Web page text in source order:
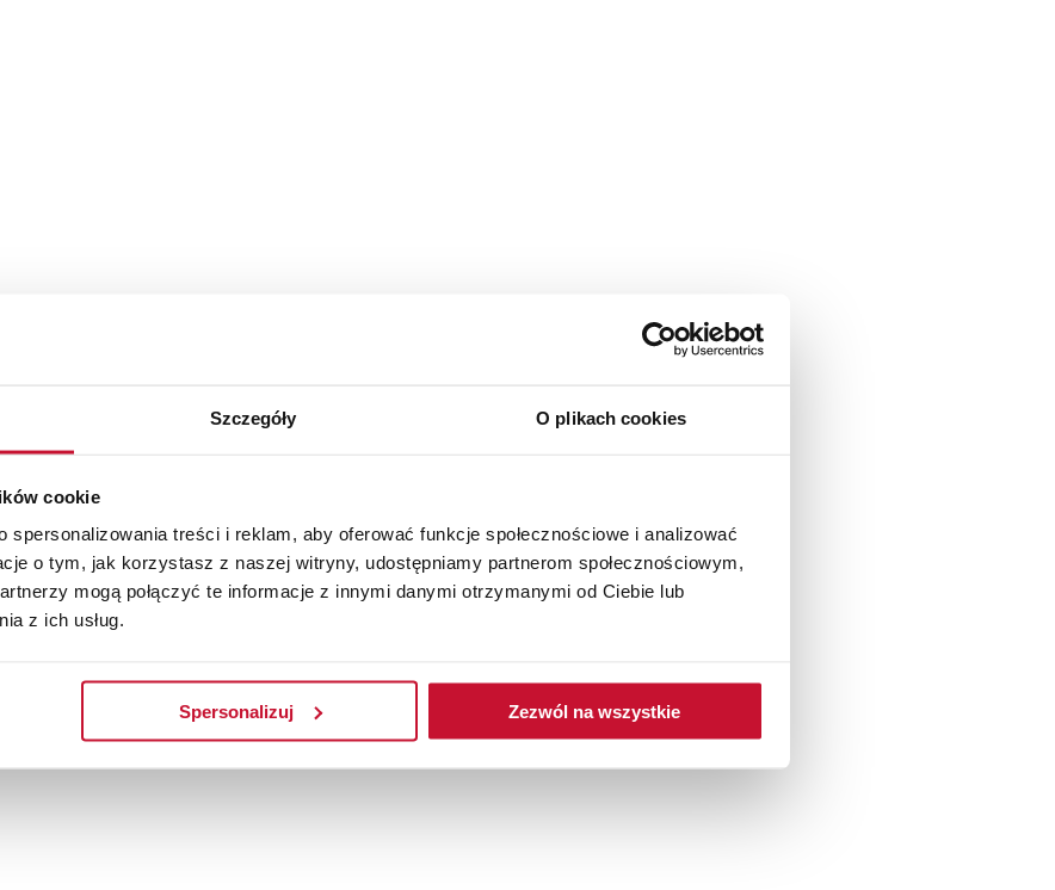
Szczegóły O plikach cookies
cookie
spersonalizowania treści i reklam, aby oferować funkcje społecznościowe i analizować
o tym, jak korzystasz z naszej witryny, udostępniamy partnerom społecznościowym,
mogą połączyć te informacje z innymi danymi otrzymanymi od Ciebie lub
z ich usług.
Spersonalizuj Zezwól na wszystkie